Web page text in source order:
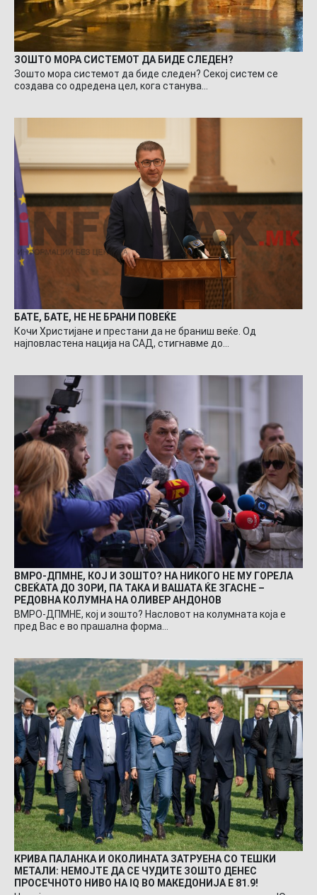
ЗОШТО МОРА СИСТЕМОТ ДА БИДЕ СЛЕДЕН?
Зошто мора системот да биде следен? Секој систем се
создава со одредена цел, кога станува…
БАТЕ, БАТЕ, НЕ НЕ БРАНИ ПОВЕЌЕ
Кочи Христијане и престани да не браниш веќе. Од
најповластена нација на САД, стигнавме до…
ВМРО-ДПМНЕ, КОЈ И ЗОШТО? НА НИКОГО НЕ МУ ГОРЕЛА
СВЕЌАТА ДО ЗОРИ, ПА ТАКА И ВАШАТА ЌЕ ЗГАСНЕ –
РЕДОВНА КОЛУМНА НА ОЛИВЕР АНДОНОВ
ВМРО-ДПМНЕ, кој и зошто? Насловот на колумната која е
пред Вас е во прашална форма…
КРИВА ПАЛАНКА И ОКОЛИНАТА ЗАТРУЕНА СО ТЕШКИ
МЕТАЛИ: НЕМОЈТЕ ДА СЕ ЧУДИТЕ ЗОШТО ДЕНЕС
ПРОСЕЧНОТО НИВО НА IQ ВО МАКЕДОНИЈА Е 81.9!